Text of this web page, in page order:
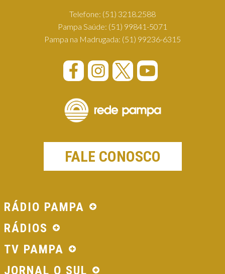
Telefone: (51) 3218.2588
Pampa Saúde: (51) 99841-5071
Pampa na Madrugada: (51) 99236-6315
FALE CONOSCO
RÁDIO PAMPA
RÁDIOS
TV PAMPA
JORNAL O SUL